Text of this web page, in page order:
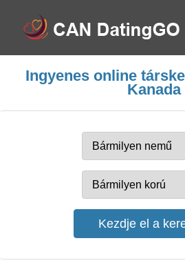
Ingyenes online
Kanada